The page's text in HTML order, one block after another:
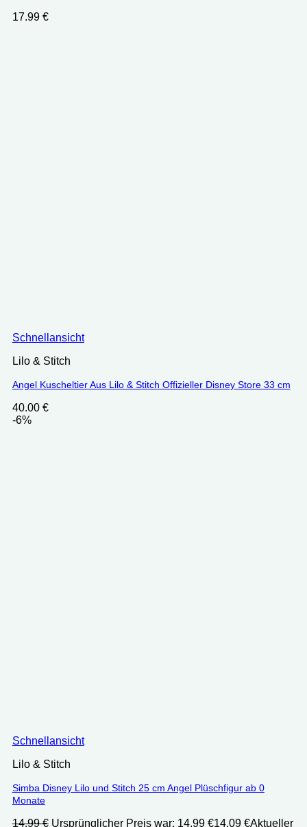
17.99 €
Schnellansicht
Lilo & Stitch
Angel Kuscheltier Aus Lilo & Stitch Offizieller Disney Store 33 cm
40.00 €
-6%
Schnellansicht
Lilo & Stitch
Simba Disney Lilo und Stitch 25 cm Angel Plüschfigur ab 0
Monate
14.99€ Ursprünglicher Preis war: 14.99 €14.09 €Aktueller